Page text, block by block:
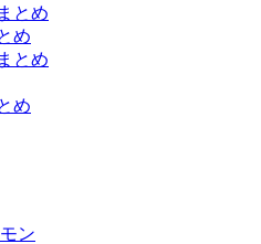
とめ
め
とめ
め
ン